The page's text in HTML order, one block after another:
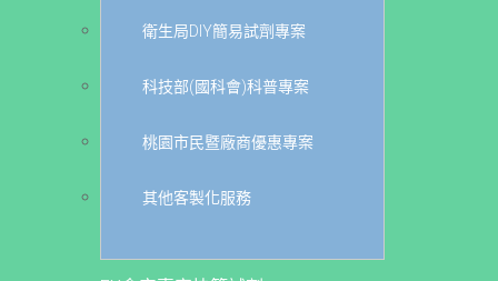
衛生局DIY簡易試劑專案
科技部(國科會)科普專案
桃園市民暨廠商優惠專案
其他客製化服務